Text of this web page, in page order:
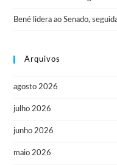
Bené lidera ao Senado,
Arquivos
agosto 2026
julho 2026
junho 2026
maio 2026